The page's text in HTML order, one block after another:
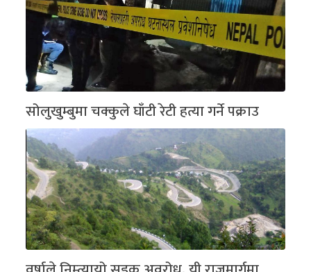
सोलुखुम्बुमा चक्कुले घाँटी रेटी हत्या गर्ने पक्राउ